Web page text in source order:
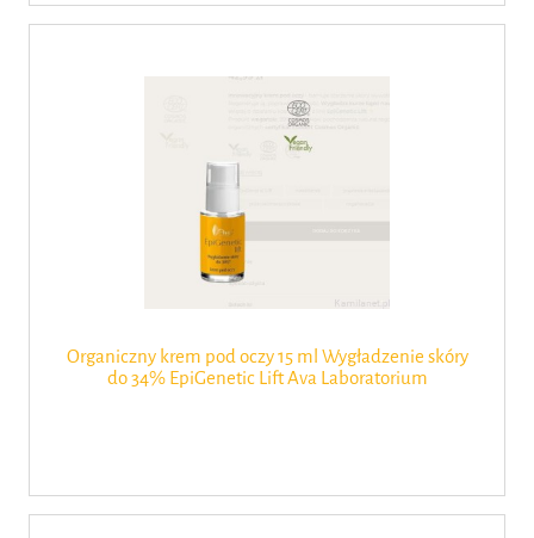
Organiczny krem pod oczy 15 ml Wygładzenie skóry
do 34% EpiGenetic Lift Ava Laboratorium